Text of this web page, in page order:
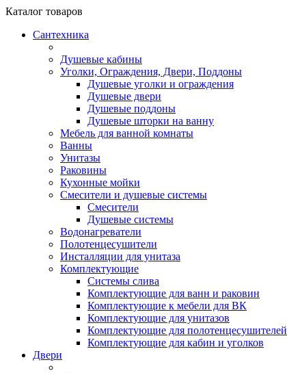
Каталог товаров
Сантехника
Душевые кабины
Уголки, Ограждения, Двери, Поддоны
Душевые уголки и ограждения
Душевые двери
Душевые поддоны
Душевые шторки на ванну
Мебель для ванной комнаты
Ванны
Унитазы
Раковины
Кухонные мойки
Смесители и душевые системы
Смесители
Душевые системы
Водонагреватели
Полотенцесушители
Инсталляции для унитаза
Комплектующие
Системы слива
Комплектующие для ванн и раковин
Комплектующие к мебели для ВК
Комплектующие для унитазов
Комплектующие для полотенцесушителей
Комплектующие для кабин и уголков
Двери